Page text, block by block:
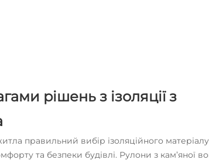
рішень з ізоляції з
правильний вибір ізоляційного
та безпеки будівлі. Рулони з кам’яної